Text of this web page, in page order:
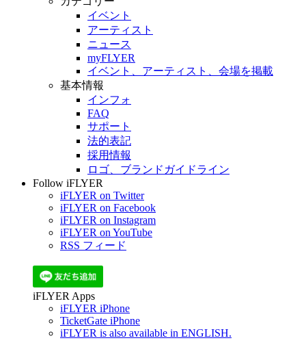
イベント
アーティスト
ニュース
myFLYER
イベント、アーティスト、会場を掲載
基本情報
インフォ
FAQ
サポート
法的表記
採用情報
ロゴ、ブランドガイドライン
Follow iFLYER
iFLYER on Twitter
iFLYER on Facebook
iFLYER on Instagram
iFLYER on YouTube
RSS フィード
iFLYER Apps
iFLYER iPhone
TicketGate iPhone
iFLYER is also available in ENGLISH.